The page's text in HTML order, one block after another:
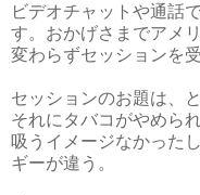
ビデオチャットや通話
す。おかげさまでアメ
変わらずセッションを
セッションのお題は、
それにタバコがやめら
吸うイメージなかった
ギーが違う。